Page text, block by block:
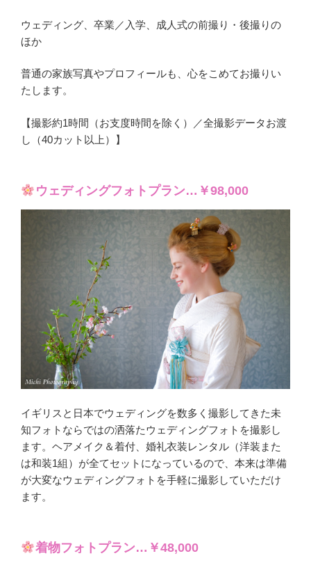
ウェディング、卒業／入学、成人式の前撮り・後撮りの
ほか
普通の家族写真やプロフィールも、心をこめてお撮りい
たします。
【撮影約1時間（お支度時間を除く）／全撮影データお渡
し（40カット以上）】
ウェディングフォトプラン…￥98,000
イギリスと日本でウェディングを数多く撮影してきた未
知フォトならではの洒落たウェディングフォトを撮影し
ます。ヘアメイク＆着付、婚礼衣装レンタル（洋装また
は和装1組）が全てセットになっているので、本来は準備
が大変なウェディングフォトを手軽に撮影していただけ
ます。
着物フォトプラン…￥48,000